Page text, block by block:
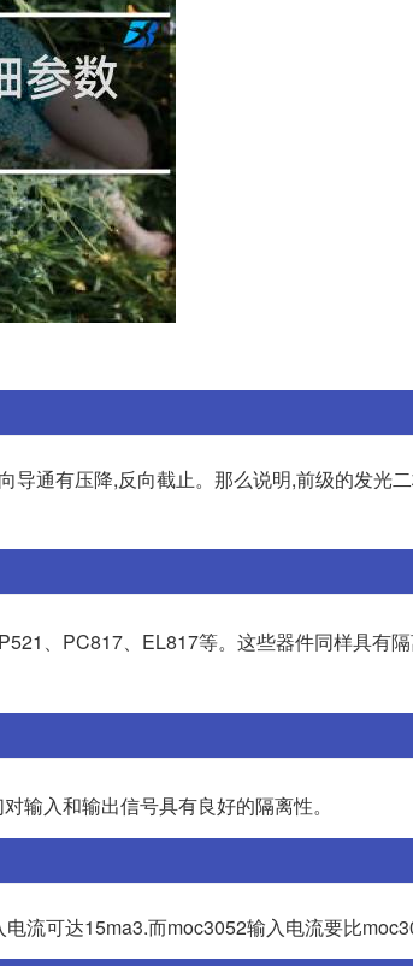
通有压降,反向截止。那么说明,前级的发光
、PC817、EL817等。这些器件同样具有
输入和输出信号具有良好的隔离性。
流可达15ma3.而moc3052输入电流要比